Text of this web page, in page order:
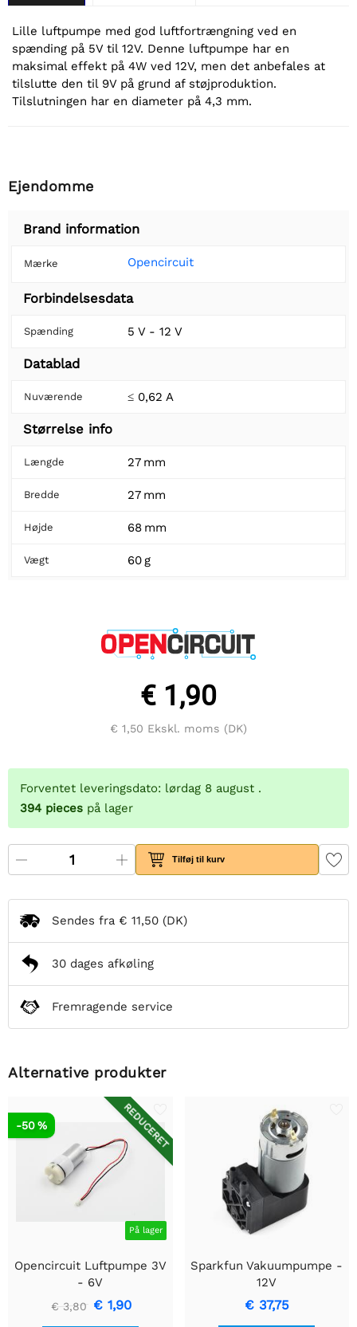
Lille luftpumpe med god luftfortrængning ved en
spænding på 5V til 12V. Denne luftpumpe har en
maksimal effekt på 4W ved 12V, men det anbefales at
tilslutte den til 9V på grund af støjproduktion.
Tilslutningen har en diameter på 4,3 mm.
Ejendomme
Brand information
Mærke Opencircuit
Forbindelsesdata
Spænding 5 V - 12 V
Datablad
Nuværende ≤ 0,62 A
Størrelse info
Længde 27 mm
Bredde 27 mm
Højde 68 mm
Vægt 60 g
€ 1,90
€ 1,50 Ekskl. moms (DK)
Forventet leveringsdato: lørdag 8 august .
394 pieces på lager
Tilføj til kurv
Sendes fra € 11,50 (DK)
30 dages afkøling
Fremragende service
Alternative produkter
REDUCERET
På lager
-50 %
Opencircuit Luftpumpe 3V
- 6V
€ 3,80 € 1,90
Sparkfun Vakuumpumpe -
12V
€ 37,75